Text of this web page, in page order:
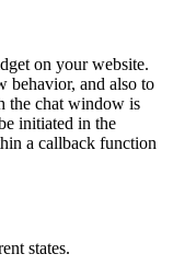
on your website.
behavior, and also to
the chat window is
initiated in the
a callback function
states.